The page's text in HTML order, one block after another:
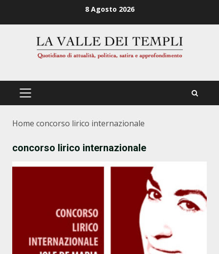
8 Agosto 2026
PRIMÄRES
Home concorso lirico internazionale
concorso lirico internazionale